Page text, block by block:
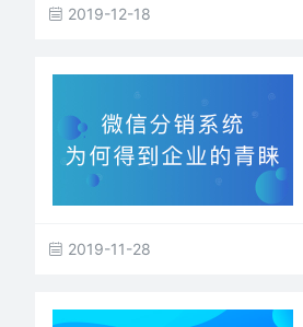
2019-12-18
2019-11-28